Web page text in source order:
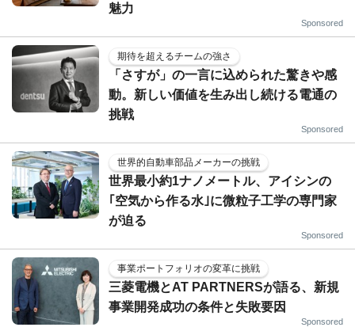
魅力
Sponsored
期待を超えるチームの強さ
「さすが」の一言に込められた驚きや感
動。新しい価値を生み出し続ける電通の
挑戦
Sponsored
世界的自動車部品メーカーの挑戦
世界最小約1ナノメートル、アイシンの
｢空気から作る水｣に微粒子工学の専門家
が迫る
Sponsored
事業ポートフォリオの変革に挑戦
三菱電機とAT PARTNERSが語る、新規
事業開発成功の条件と失敗要因
Sponsored